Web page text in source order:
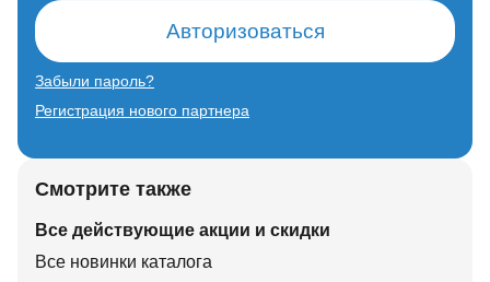
Авторизоваться
Забыли пароль?
Регистрация нового партнера
Смотрите также
Все действующие акции и скидки
Все новинки каталога